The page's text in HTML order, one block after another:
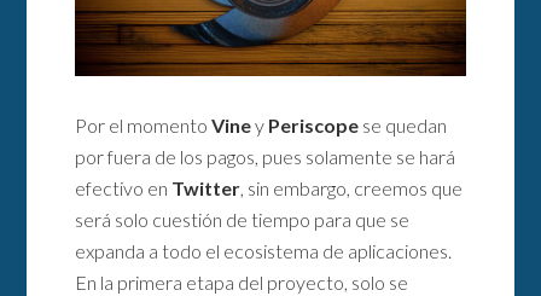
Por el momentoViney Periscope se quedan
por fuera de los pagos, pues solamente se hará
efectivo en Twitter, sin embargo, creemos que
será solo cuestión de tiempo para que se
expanda a todo el ecosistema de aplicaciones.
En la primera etapa del proyecto, solo se